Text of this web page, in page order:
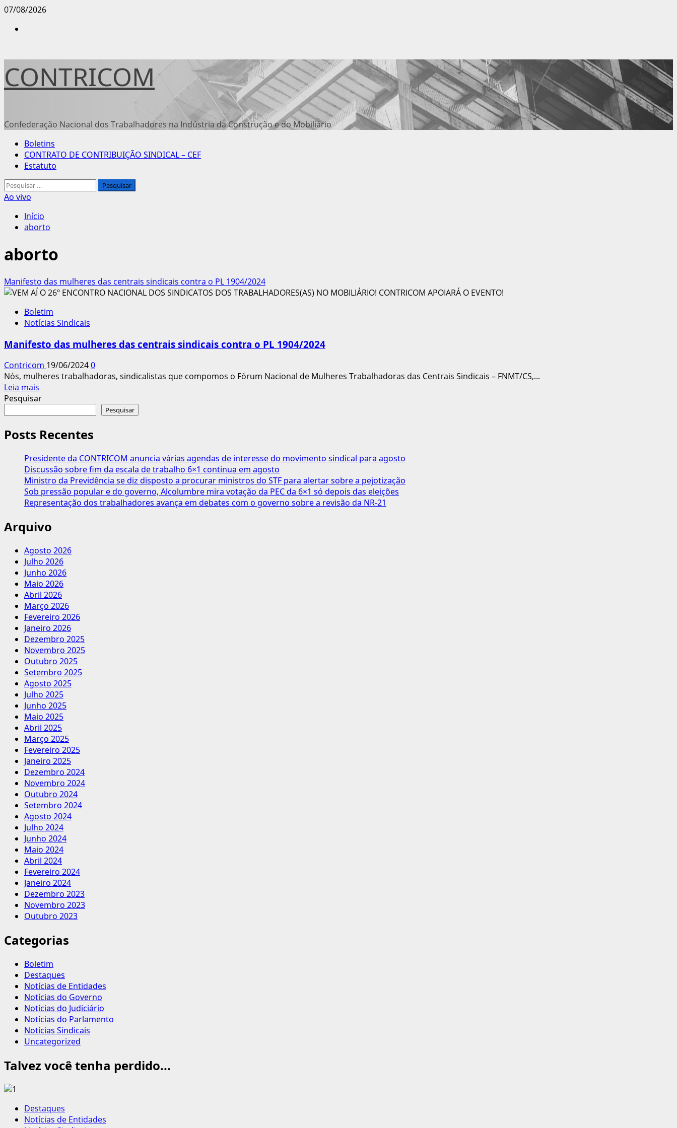
Avançar
07/08/2026
CONTRICOM
Confederação Nacional dos Trabalhadores na Indústria da Construção e do Mobiliário
Menu
principal
Boletins
CONTRATO DE CONTRIBUIÇÃO SINDICAL – CEF
Estatuto
Pesquisar
por:
Ao vivo
Início
aborto
aborto
Manifesto das mulheres das centrais sindicais contra o PL 1904/2024
Boletim
Notícias Sindicais
Manifesto das mulheres das centrais sindicais contra o PL 1904/2024
Contricom 19/06/20240
Nós, mulheres trabalhadoras, sindicalistas que compomos o Fórum Nacional de Mulheres Trabalhadoras das Centrais Sindicais – FNMT/CS,...
Leia mais
mais
das
mulheres
das
centrais
sindicais
contra
o
PL
Pesquisar
Pesquisar
Posts Recentes
Presidente da CONTRICOM anuncia várias agendas de interesse do movimento sindical para agosto
Discussão sobre fim da escala de trabalho 6×1 continua em agosto
Ministro da Previdência se diz disposto a procurar ministros do STF para alertar sobre a pejotização
Sob pressão popular e do governo, Alcolumbre mira votação da PEC da 6×1 só depois das eleições
Representação dos trabalhadores avança em debates com o governo sobre a revisão da NR-21
Arquivo
Agosto 2026
Julho 2026
Junho 2026
Maio 2026
Abril 2026
Março 2026
Fevereiro 2026
Janeiro 2026
Dezembro 2025
Novembro 2025
Outubro 2025
Setembro 2025
Agosto 2025
Julho 2025
Junho 2025
Maio 2025
Abril 2025
Março 2025
Fevereiro 2025
Janeiro 2025
Dezembro 2024
Novembro 2024
Outubro 2024
Setembro 2024
Agosto 2024
Julho 2024
Junho 2024
Maio 2024
Abril 2024
Fevereiro 2024
Janeiro 2024
Dezembro 2023
Novembro 2023
Outubro 2023
Categorias
Boletim
Destaques
Notícias de Entidades
Notícias do Governo
Notícias do Judiciário
Notícias do Parlamento
Notícias Sindicais
Uncategorized
Talvez você tenha perdido...
Destaques
Notícias de Entidades